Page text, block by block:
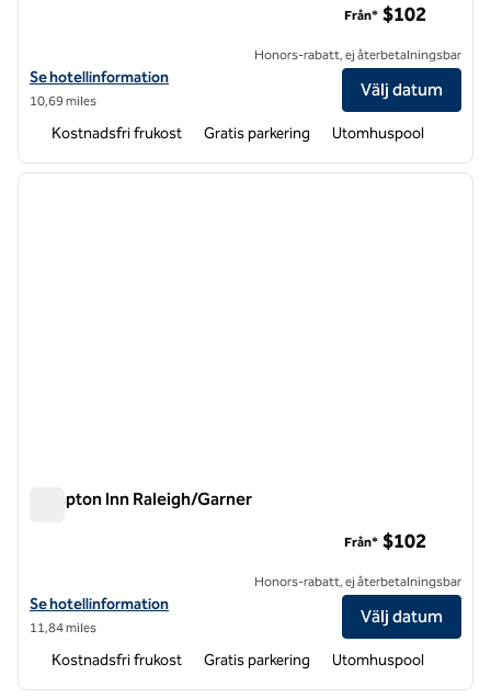
Visa hotelluppgifter för Hampton Inn & Suites Raleigh Cary Lenovo
Se hotellinformation
10,69 miles
Från* $102
Honors-rabatt, ej återbetalningsbar
Välj datum
Kostnadsfri frukost Gratis parkering Utomhuspool
1 av 12
nästa
Hampton Inn Raleigh/Garner
Visa hotelldetaljer för Hampton Inn Raleigh/Garner
Se hotellinformation
11,84 miles
Från* $102
Honors-rabatt, ej återbetalningsbar
Välj datum
Kostnadsfri frukost Gratis parkering Utomhuspool